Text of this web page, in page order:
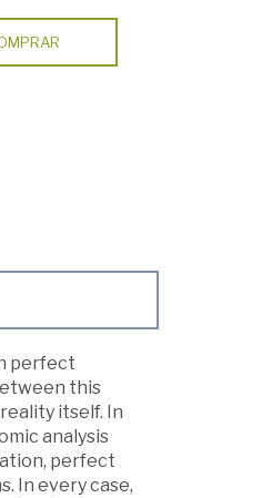
perfect
this
itself. In
analysis
perfect
In every case,